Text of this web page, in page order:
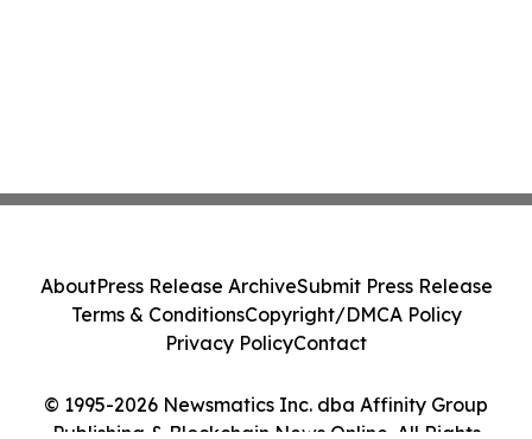
© 1995-2026 Newsmatics Inc. dba Affinity Group
Publishing & Blockchain News Online. All Rights
AboutPress Release ArchiveSubmit Press Release
Terms & ConditionsCopyright/DMCA Policy
Privacy PolicyContact